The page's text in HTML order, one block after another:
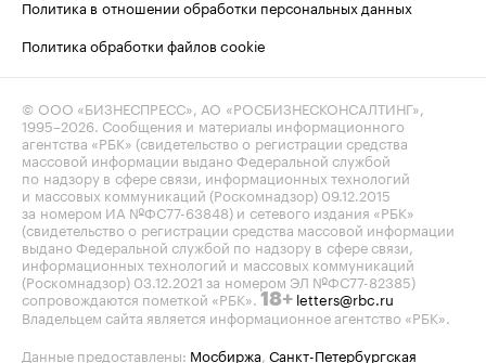
Политика в отношении обработки персональных данных
Политика обработки файлов cookie
© ООО «БИЗНЕСПРЕСС», АО «РОСБИЗНЕСКОНСАЛТИНГ»,
1995–2026 . Сообщения и материалы информационного
агентства «РБК» (свидетельство о регистрации средства
массовой информации выдано Федеральной службой
по надзору в сфере связи, информационных технологий
и массовых коммуникаций (Роскомнадзор) 09.12.2015
за номером ИА №ФС77-63848) и сетевого издания «РБК»
(свидетельство о регистрации средства массовой информации
выдано Федеральной службой по надзору в сфере связи,
информационных технологий и массовых коммуникаций
(Роскомнадзор) 03.12.2021 за номером ЭЛ №ФС77-82385)
сопровождаются пометкой «РБК». 18+ letters@rbc.ru
Владельцем сайта является информационное агентство «РБК».
Данные предоставлены: Мосбиржа Санкт-Петербургская